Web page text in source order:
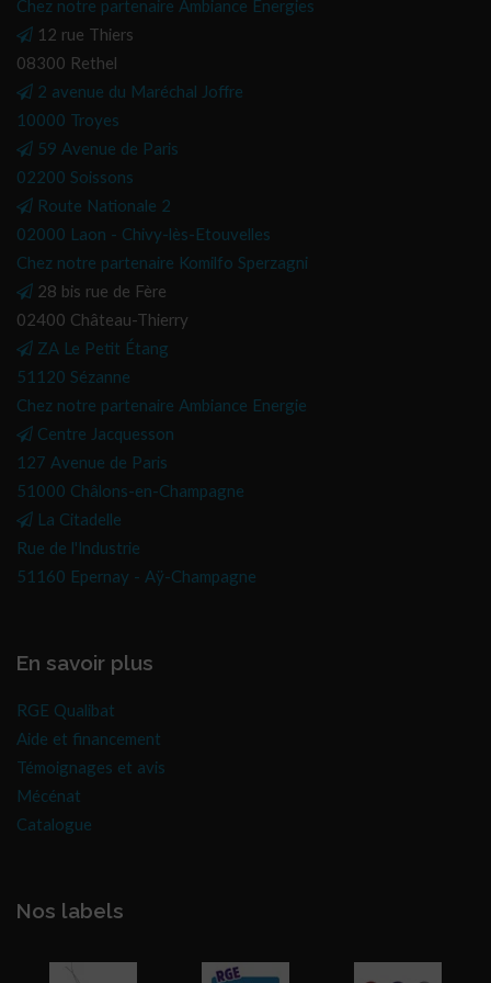
Chez notre partenaire Ambiance Energies
12 rue Thiers
08300 Rethel
2 avenue du Maréchal Joffre
10000 Troyes
59 Avenue de Paris
02200 Soissons
Route Nationale 2
02000 Laon - Chivy-lès-Etouvelles
Chez notre partenaire Komilfo Sperzagni
28 bis rue de Fère
02400 Château-Thierry
ZA Le Petit Étang
51120 Sézanne
Chez notre partenaire Ambiance Energie
Centre Jacquesson
127 Avenue de Paris
51000 Châlons-en-Champagne
La Citadelle
Rue de l'Industrie
51160 Epernay - Aÿ-Champagne
En savoir plus
RGE Qualibat
Aide et financement
Témoignages et avis
Mécénat
Catalogue
Nos labels